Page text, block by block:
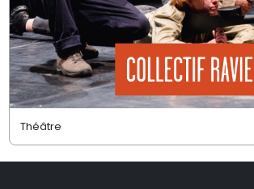
Théâtre